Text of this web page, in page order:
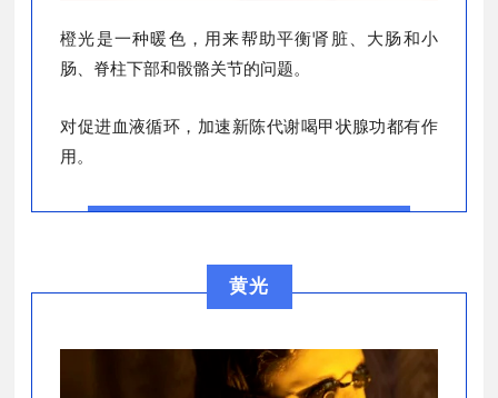
橙光是一种暖色，用来帮助平衡肾脏、大肠和小
肠、脊柱下部和骰骼关节的问题。
对促进血液循环，加速新陈代谢喝甲状腺功都有作
用。
黄光